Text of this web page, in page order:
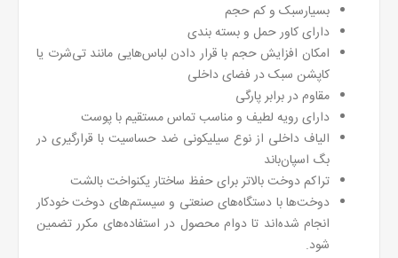
بسیارسبک و کم حجم
دارای کاور حمل و بسته بندی
امکان افزایش حجم با قرار دادن لباس‌هایی مانند تی‌شرت یا
کاپشن سبک در فضای داخلی
مقاوم در برابر پارگی
دارای رویه لطیف و مناسب تماس مستقیم با پوست
الیاف داخلی از نوع سیلیکونی ضد حساسیت با قرارگیری در
بگ اسپان‌باند
تراکم دوخت بالاتر برای حفظ ساختار یکنواخت بالشت
دوخت‌ها با دستگاه‌های صنعتی و سیستم‌های دوخت خودکار
انجام شده‌اند تا دوام محصول در استفاده‌های مکرر تضمین
شود.